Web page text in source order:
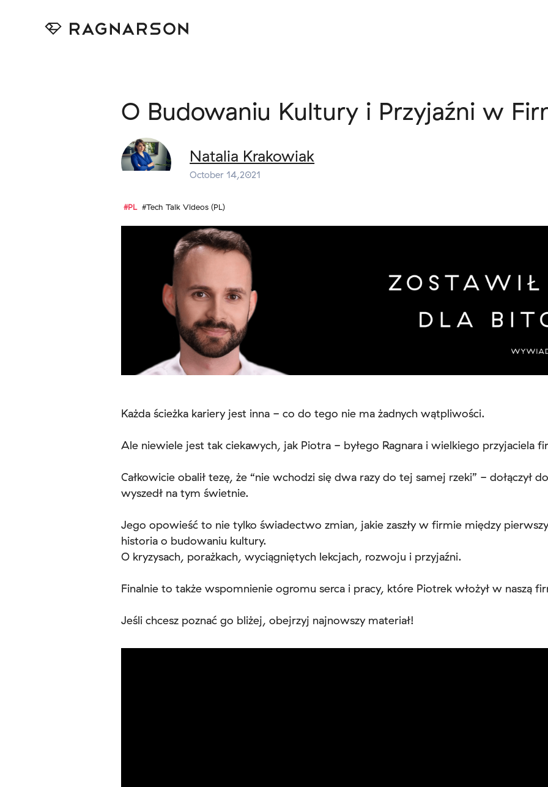
O Budowaniu Kultury i Przyjaźni w
Natalia Krakowiak
October 14,2021
#PL #Tech Talk Videos (PL)
Każda ścieżka kariery jest inna - co do tego nie ma żadnych wątpliwości.
Ale niewiele jest tak ciekawych, jak Piotra - byłego Ragnara i wielkiego przyjaciela
Całkowicie obalił tezę, że “nie wchodzi się dwa razy do tej samej rzeki” - dołączył
wyszedł na tym świetnie.
Jego opowieść to nie tylko świadectwo zmian, jakie zaszły w firmie między
historia o budowaniu kultury.
O kryzysach, porażkach, wyciągniętych lekcjach, rozwoju i przyjaźni.
Finalnie to także wspomnienie ogromu serca i pracy, które Piotrek włożył w naszą
Jeśli chcesz poznać go bliżej, obejrzyj najnowszy materiał!